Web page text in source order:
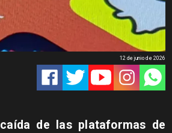
12 de junio de 2026
caída de las plataformas de